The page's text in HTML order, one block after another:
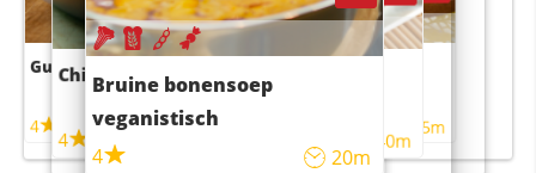
Guacamole
4
Chili con carne
4 45m
Bruine bonensoep
veganistisch
4
20m
Sushi rijstsalade
maaltijdsalade
40m
4 55m